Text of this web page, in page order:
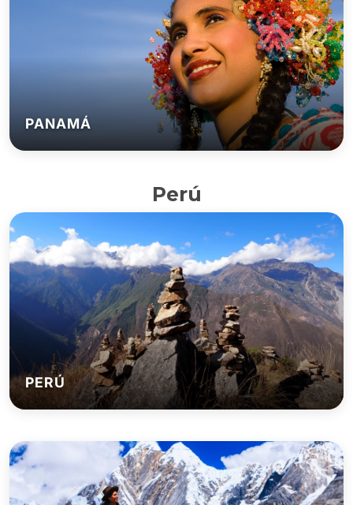
PANAMÁ
Perú
PERÚ